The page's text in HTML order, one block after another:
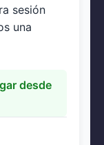
sesión
una
desde